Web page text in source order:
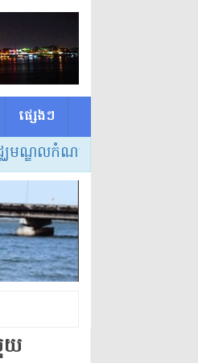
ផ្សេង​ៗ
ត់វិធីសាស្ត្របង្រៀន និងលក្ខខ
យ